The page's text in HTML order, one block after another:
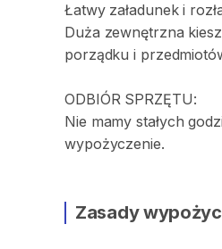
Łatwy załadunek i
Duża zewnętrzna
porządku i
ODBIÓR SPRZĘTU:
Nie mamy stałych
wypożyczenie.
Zasady